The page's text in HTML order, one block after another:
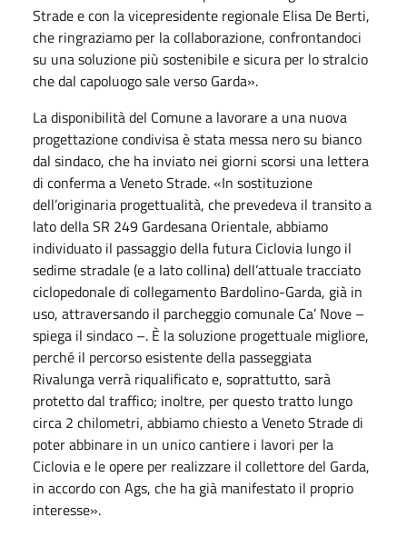
Strade e con la vicepresidente regionale Elisa De Berti,
che ringraziamo per la collaborazione, confrontandoci
su una soluzione più sostenibile e sicura per lo stralcio
che dal capoluogo sale verso Garda».
La disponibilità del Comune a lavorare a una nuova
progettazione condivisa è stata messa nero su bianco
dal sindaco, che ha inviato nei giorni scorsi una lettera
di conferma a Veneto Strade. «In sostituzione
dell’originaria progettualità, che prevedeva il transito a
lato della SR 249 Gardesana Orientale, abbiamo
individuato il passaggio della futura Ciclovia lungo il
sedime stradale (e a lato collina) dell’attuale tracciato
ciclopedonale di collegamento Bardolino-Garda, già in
uso, attraversando il parcheggio comunale Ca’ Nove –
spiega il sindaco –. È la soluzione progettuale migliore,
perché il percorso esistente della passeggiata
Rivalunga verrà riqualificato e, soprattutto, sarà
protetto dal traffico; inoltre, per questo tratto lungo
circa 2 chilometri, abbiamo chiesto a Veneto Strade di
poter abbinare in un unico cantiere i lavori per la
Ciclovia e le opere per realizzare il collettore del Garda,
in accordo con Ags, che ha già manifestato il proprio
interesse».